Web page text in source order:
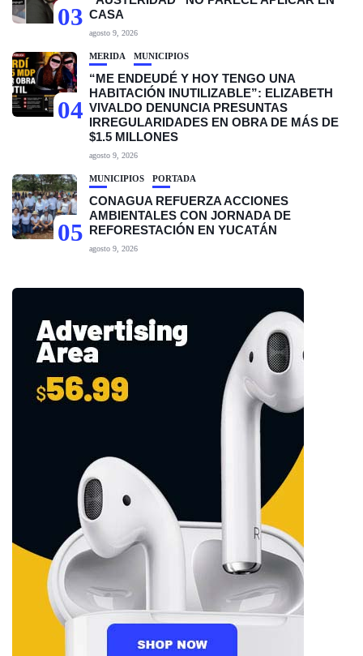
03 CASA
agosto 9, 2026
04
MÉRIDA MUNICIPIOS
“ME ENDEUDÉ Y HOY TENGO UNA
HABITACIÓN INUTILIZABLE”: ELIZABETH
VIVALDO DENUNCIA PRESUNTAS
IRREGULARIDADES EN OBRA DE MÁS DE
$1.5 MILLONES
agosto 9, 2026
05
MUNICIPIOS PORTADA
CONAGUA REFUERZA ACCIONES
AMBIENTALES CON JORNADA DE
REFORESTACIÓN EN YUCATÁN
agosto 9, 2026